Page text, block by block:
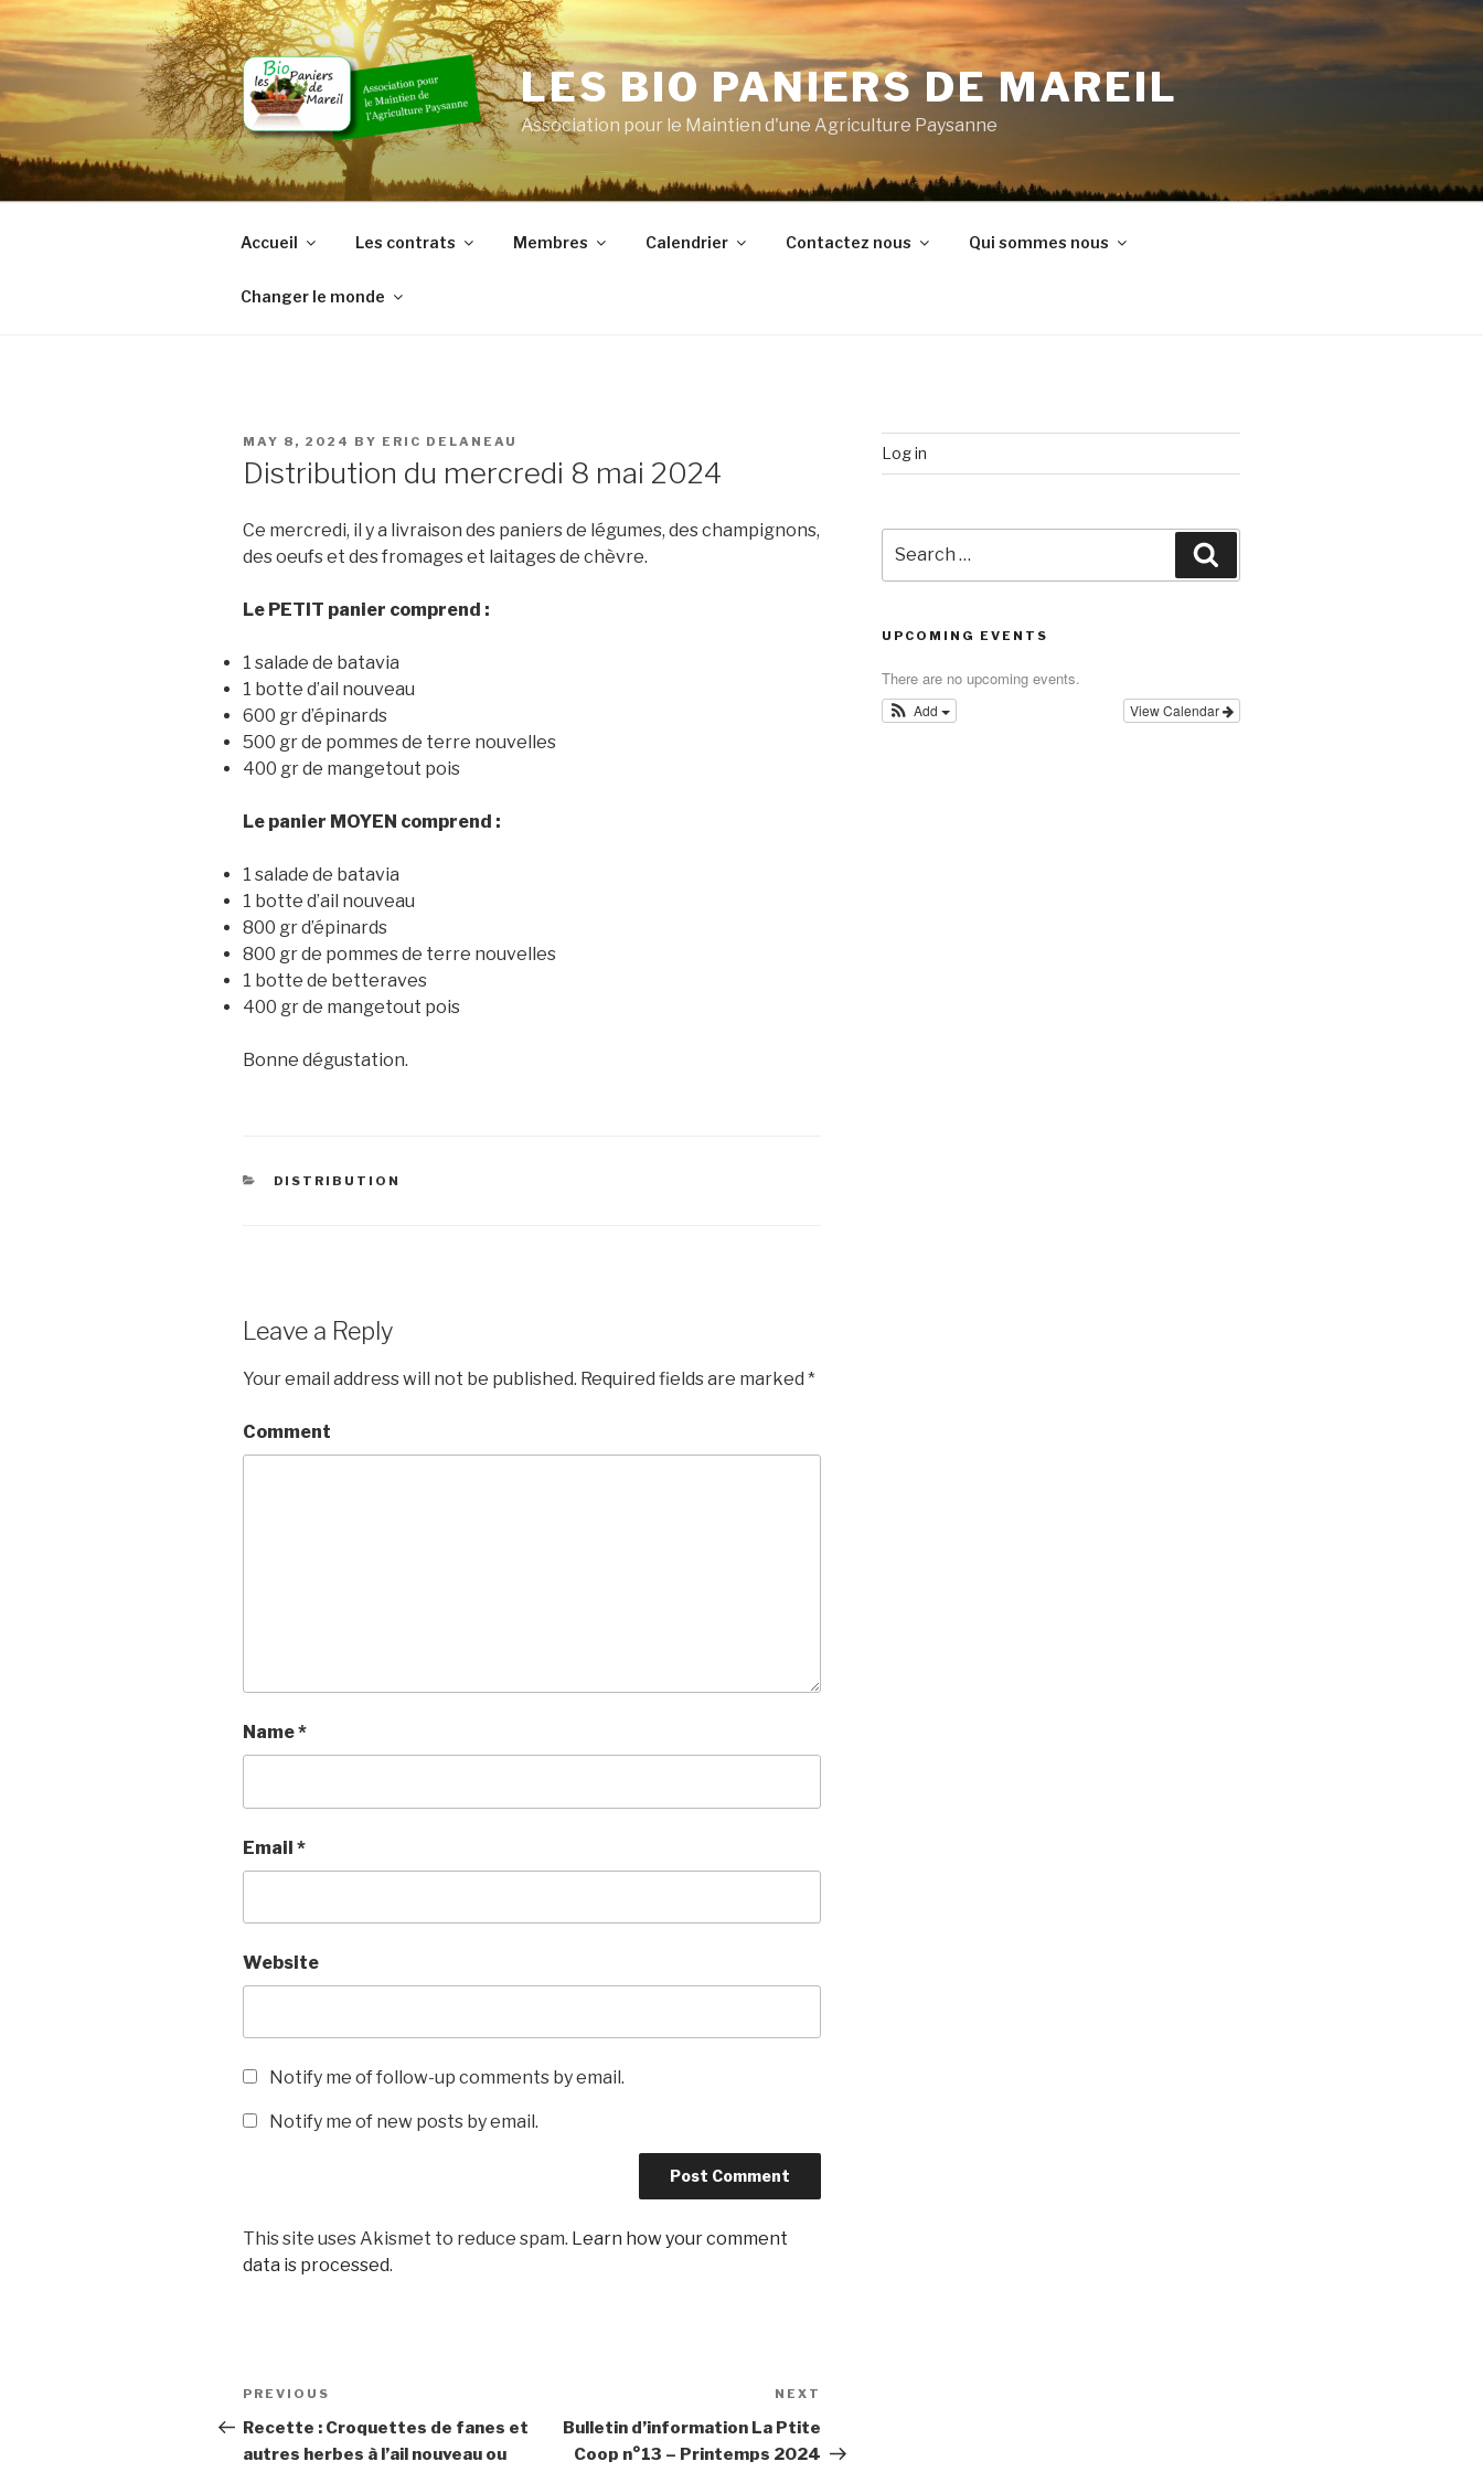
Skip
to
content
LES BIO PANIERS DE MAREIL
Association pour le Maintien d'une Agriculture Paysanne
Accueil Les contrats Membres Calendrier Contactez nous Qui sommes nous
Changer le monde
POSTED
MAY 8, 2024 BY ERIC DELANEAU
Distribution du mercredi 8 mai 2024
Ce mercredi, il y a livraison des paniers de légumes, des champignons,
des oeufs et des fromages et laitages de chèvre.
Le PETIT panier comprend :
1 salade de batavia
1 botte d’ail nouveau
600 gr d’épinards
500 gr de pommes de terre nouvelles
400 gr de mangetout pois
Le panier MOYEN comprend :
1 salade de batavia
1 botte d’ail nouveau
800 gr d’épinards
800 gr de pommes de terre nouvelles
1 botte de betteraves
400 gr de mangetout pois
Bonne dégustation.
CATEGORIES
DISTRIBUTION
Leave a Reply
Your email address will not be published. Required fields are marked *
Comment
Name*
Email *
Website
Notify me of follow-up comments by email.
Notify me of new posts by email.
This site uses Akismet to reduce spam. Learn how your comment
data is processed.
Post
navigation
Previous
Post
PREVIOUS
Recette : Croquettes de fanes et
autres herbes à l’ail nouveau ou
NEXT
Bulletin d’information La Ptite
Coop n°13 – Printemps 2024
Log in
for:
UPCOMING EVENTS
There are no upcoming events.
View Calendar
Add